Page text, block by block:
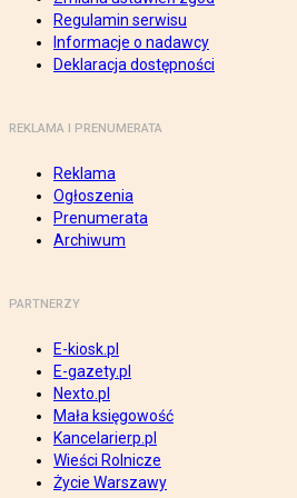
Regulamin serwisu
Informacje o nadawcy
Deklaracja dostępności
REKLAMA I PRENUMERATA
Reklama
Ogłoszenia
Prenumerata
Archiwum
PARTNERZY
E-kiosk.pl
E-gazety.pl
Nexto.pl
Mała księgowość
Kancelarierp.pl
Wieści Rolnicze
Życie Warszawy